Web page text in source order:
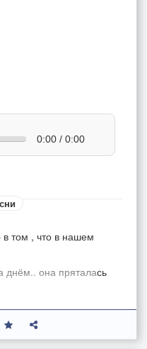
0:00 / 0:00
в том , что в нашем
днём.. она пряталась
том , как леший